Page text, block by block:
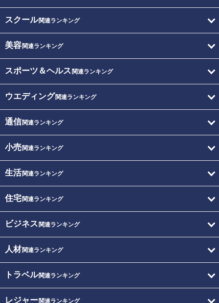
スクール関連ランキング
美容関連ランキング
スポーツ＆ヘルス 関連ランキング
ウエディング関連ランキング
通信関連ランキング
小売関連ランキング
生活関連ランキング
住宅関連ランキング
ビジネス 関連ランキング
人材関連ランキング
トラベル関連ランキング
レジャー関連ランキング